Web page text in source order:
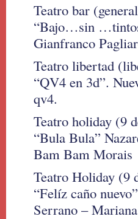
Teatro bar
“Bajo…sin
Gianfranco
Teatro libertad
“QV4 en 3d”.
qv4.
Teatro holiday (9
“Bula Bula”
Bam Bam Morais
Teatro Holiday (9
“Felíz caño
Serrano –